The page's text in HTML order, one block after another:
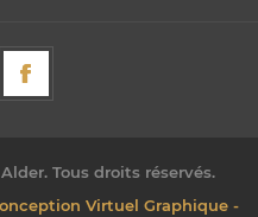
Tous droits réservés.
Virtuel Graphique -